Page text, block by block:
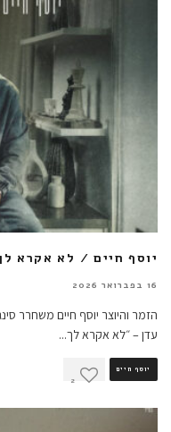
יוסף חיים / לא אקרא
16 בפברואר 2026
הזמר והיוצר יוסף חיים משחרר
עדן – ״לא אקרא לך...
יוסף חיים
2